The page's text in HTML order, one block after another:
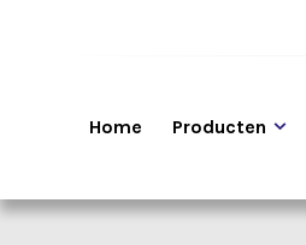
Home Producten